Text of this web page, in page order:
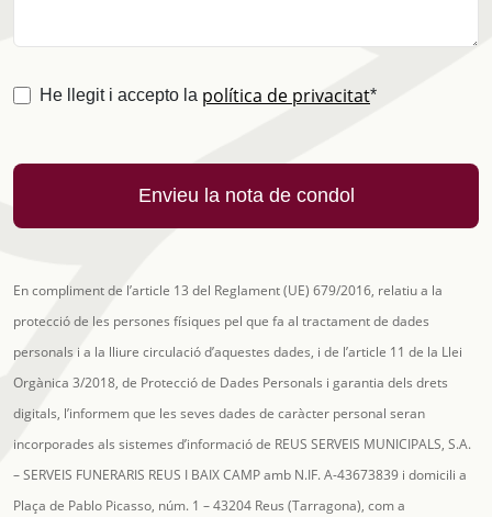
He llegit i accepto la política de privacitat*
(obligatori)
En compliment de l’article 13 del Reglament (UE) 679/2016, relatiu a la
protecció de les persones físiques pel que fa al tractament de dades
personals i a la lliure circulació d’aquestes dades, i de l’article 11 de la Llei
Orgànica 3/2018, de Protecció de Dades Personals i garantia dels drets
digitals, l’informem que les seves dades de caràcter personal seran
incorporades als sistemes d’informació de REUS SERVEIS MUNICIPALS, S.A.
– SERVEIS FUNERARIS REUS I BAIX CAMP amb N.IF. A-43673839 i domicili a
Plaça de Pablo Picasso, núm. 1 – 43204 Reus (Tarragona), com a